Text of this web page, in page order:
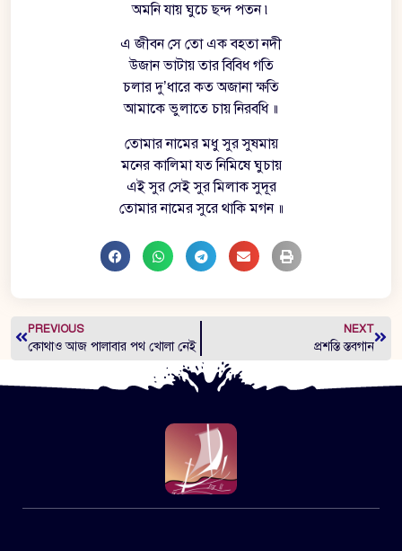
অমনি যায় ঘুচে ছন্দ পতন ৷
এ জীবন সে তো এক বহতা নদী
উজান ভাটায় তার বিবিধ গতি
চলার দু’ধারে কত অজানা ক্ষতি
আমাকে ভুলাতে চায় নিরবধি ॥
তোমার নামের মধু সুর সুষমায়
মনের কালিমা যত নিমিষে ঘুচায়
এই সুর সেই সুর মিলাক সুদূর
তোমার নামের সুরে থাকি মগন ॥
PREVIOUS
কোথাও আজ পালাবার পথ খোলা নেই
NEXT
প্রশস্তি স্তবগান